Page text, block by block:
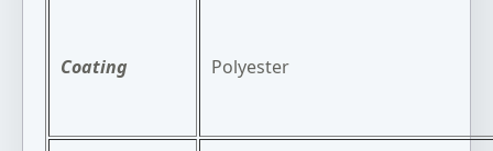
Coating Polyester